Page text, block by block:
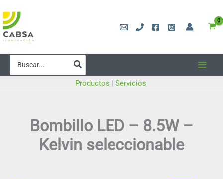
al
contenido
por:
Productos | Servicios
Bombillo LED – 8.5W –
Kelvin seleccionable